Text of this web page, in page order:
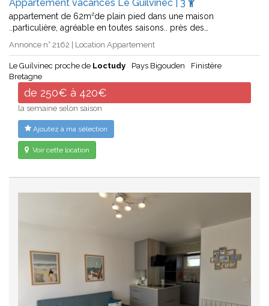
Appartement vacances Le Guilvinec | 3
appartement de 62m²de plain pied dans une maison
..particulière, agréable en toutes saisons.. près des…
Annonce n° 2162 | Location Appartement
Le Guilvinec proche de Loctudy Pays Bigouden
Finistère
Bretagne
de 250€ à 420€
la semaine selon saison
Ajoutez à ma sélection
Voir cette location